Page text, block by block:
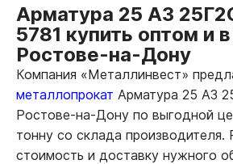
Арматура 25 А3
5781 купить оптом и
Ростове-на-Дону
Компания «Металлинвест»
металлопрокат Арматура 25 А3
Ростове-на-Дону по выгодной
тонну со склада производителя.
стоимость и доставку нужного